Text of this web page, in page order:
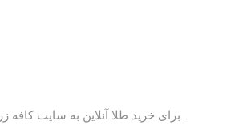
برای خرید طلا آنلاین به سایت کافه زر مراجعه کنید.